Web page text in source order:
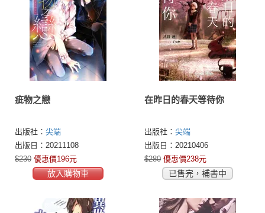
疵物之戀
出版社： 尖端
出版日：20211108
$230 優惠價196元
放入購物車
在昨日的春天等待你
出版社： 尖端
出版日：20210406
$280 優惠價238元
已售完，補書中